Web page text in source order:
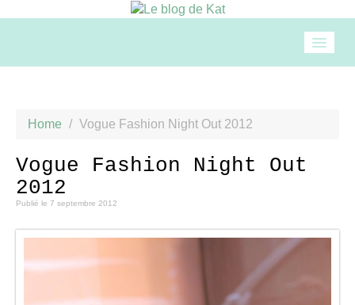
Beauté
Loisirs
Home / Vogue Fashion Night Out 2012
Vogue Fashion Night Out
2012
Publié le 7 septembre 2012